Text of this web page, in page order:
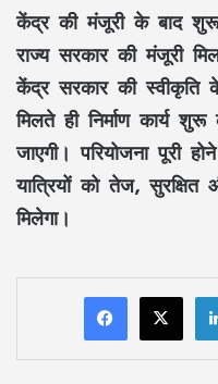
केंद्र की मंजूरी के बाद शुरू
राज्य सरकार की मंजूरी
केंद्र सरकार की स्वीकृति
मिलते ही निर्माण कार्य
जाएगी। परियोजना पूरी
यात्रियों को तेज,
मिलेगा।